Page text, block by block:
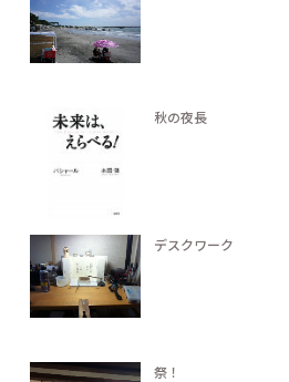
秋の夜長
デスクワーク
祭！